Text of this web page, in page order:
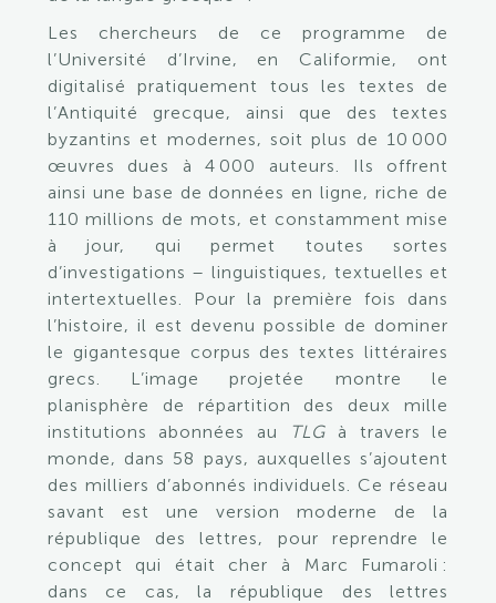
Les chercheurs de ce programme de
l’Université d’Irvine, en Califormie, ont
digitalisé pratiquement tous les textes de
l’Antiquité grecque, ainsi que des textes
byzantins et modernes, soit plus de 10 000
œuvres dues à 4 000 auteurs. Ils offrent
ainsi une base de données en ligne, riche de
110 millions de mots, et constamment mise
à jour, qui permet toutes sortes
d’investigations – linguistiques, textuelles et
intertextuelles. Pour la première fois dans
l’histoire, il est devenu possible de dominer
le gigantesque corpus des textes littéraires
grecs. L’image projetée montre le
planisphère de répartition des deux mille
institutions abonnées au
TLG à travers le
monde, dans 58 pays, auxquelles s’ajoutent
des milliers d’abonnés individuels. Ce réseau
savant est une version moderne de la
république des lettres, pour reprendre le
concept qui était cher à Marc Fumaroli :
dans ce cas, la république des lettres